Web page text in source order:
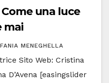
Come una luce
mai
MENEGHELLA
Sito Web: Cristina
D’Avena [easingslider